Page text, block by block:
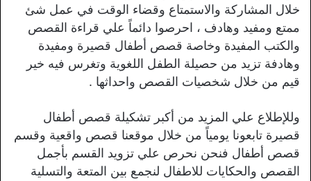
خلال المشاركة والاستمتاع وقضاء الوقت في عمل شئ
ممتع ومفيد وهادف ، احرصوا دائماً علي قراءة القصص
والكتب المفيدة وخاصة قصص أطفال قصيرة ومفيدة
وهادفة تزيد من حصيلة الطفل اللغوية وتغرس فيه خير
قيم من خلال شخصيات القصص واحداثها .
وللإطلاع علي المزيد من أكبر تشكيلة قصص أطفال
قصيرة تابعونا يومياً من خلال موقعنا قصص واقعية وقسم
قصص أطفال فنحن نحرص علي تزويد القسم بأجمل
القصص والحكايات للاطفال لنجمع بين المتعة والتسلية